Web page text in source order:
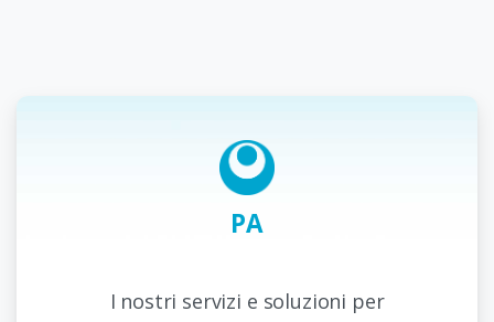
PA
I nostri servizi e soluzioni per